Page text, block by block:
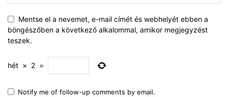
Mentse el a nevemet, e-mail címét és webhelyét ebben a
böngészőben a következő alkalommal, amikor megjegyzést
teszek.
hét × 2 =
Notify me of follow-up comments by email.